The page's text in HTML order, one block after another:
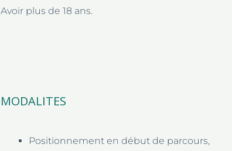
Avoir plus de 18 ans.
MODALITES
Positionnement en début de parcours,